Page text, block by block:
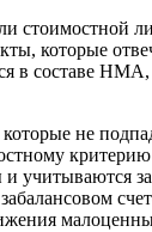
стоимостной
которые
в составе НМА,
не
учитываются